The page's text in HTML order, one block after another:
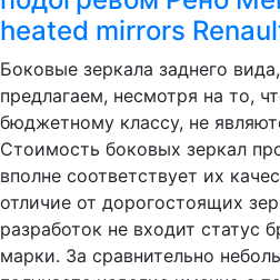
heated mirrors
Боковые зеркала заднего
предлагаем, несмотря на то,
бюджетному классу, не
Стоимость боковых зеркал
вполне соответствует их
отличие от дорогостоящих
разработок не входит статус
марки. За сравнительно